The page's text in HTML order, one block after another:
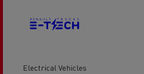
Electrical Vehicles